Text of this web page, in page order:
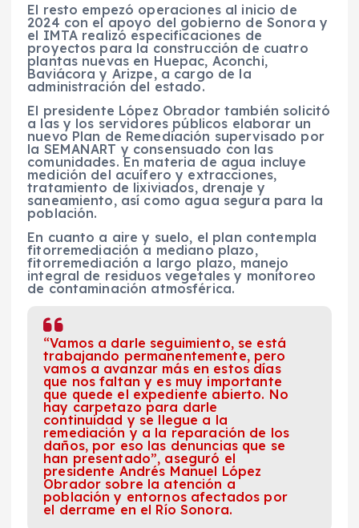
El resto empezó operaciones al inicio de
2024 con el apoyo del gobierno de Sonora y
el IMTA realizó especificaciones de
proyectos para la construcción de cuatro
plantas nuevas en Huepac, Aconchi,
Baviácora y Arizpe, a cargo de la
administración del estado.
El presidente López Obrador también solicitó
a las y los servidores públicos elaborar un
nuevo Plan de Remediación supervisado por
la SEMANART y consensuado con las
comunidades. En materia de agua incluye
medición del acuífero y extracciones,
tratamiento de lixiviados, drenaje y
saneamiento, así como agua segura para la
población.
En cuanto a aire y suelo, el plan contempla
fitorremediación a mediano plazo,
fitorremediación a largo plazo, manejo
integral de residuos vegetales y monitoreo
de contaminación atmosférica.
“Vamos a darle seguimiento, se está
trabajando permanentemente, pero
vamos a avanzar más en estos días
que nos faltan y es muy importante
que quede el expediente abierto. No
hay carpetazo para darle
continuidad y se llegue a la
remediación y a la reparación de los
daños, por eso las denuncias que se
han presentado”, aseguró el
presidente Andrés Manuel López
Obrador sobre la atención a
población y entornos afectados por
el derrame en el Río Sonora.